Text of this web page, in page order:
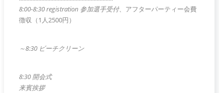
8:00-8:30 registration 参加選⼿受付、アフターパーティー会費
徴収（1人2500円）
～8:30 ビーチクリーン
8:30 開会式
来賓挨拶